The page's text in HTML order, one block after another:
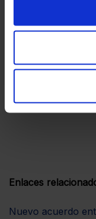
deportivas para
instalaciones del
Enlaces
Nuevo acuerdo